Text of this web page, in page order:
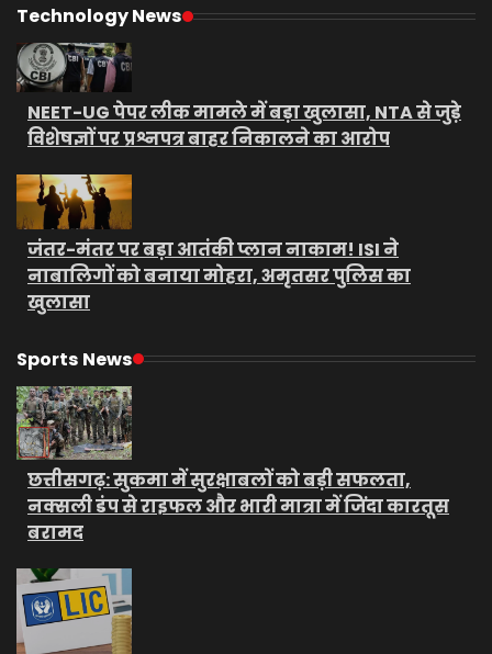
Technology News
NEET-UG पेपर लीक मामले में बड़ा खुलासा, NTA से जुड़े
विशेषज्ञों पर प्रश्नपत्र बाहर निकालने का आरोप
जंतर-मंतर पर बड़ा आतंकी प्लान नाकाम! ISI ने
नाबालिगों को बनाया मोहरा, अमृतसर पुलिस का
खुलासा
Sports News
छत्तीसगढ़: सुकमा में सुरक्षाबलों को बड़ी सफलता,
नक्सली डंप से राइफल और भारी मात्रा में जिंदा कारतूस
बरामद